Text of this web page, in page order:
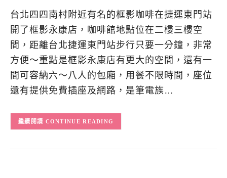
台北四四南村附近有名的框影咖啡在捷運東門站
開了框影永康店，咖啡館地點位在二樓三樓空
間，距離台北捷運東門站步行只要一分鐘，非常
方便～重點是框影永康店有更大的空間，還有一
間可容納六～八人的包廂，用餐不限時間，座位
還有提供免費插座及網路，是筆電族…
CONTINUE READING